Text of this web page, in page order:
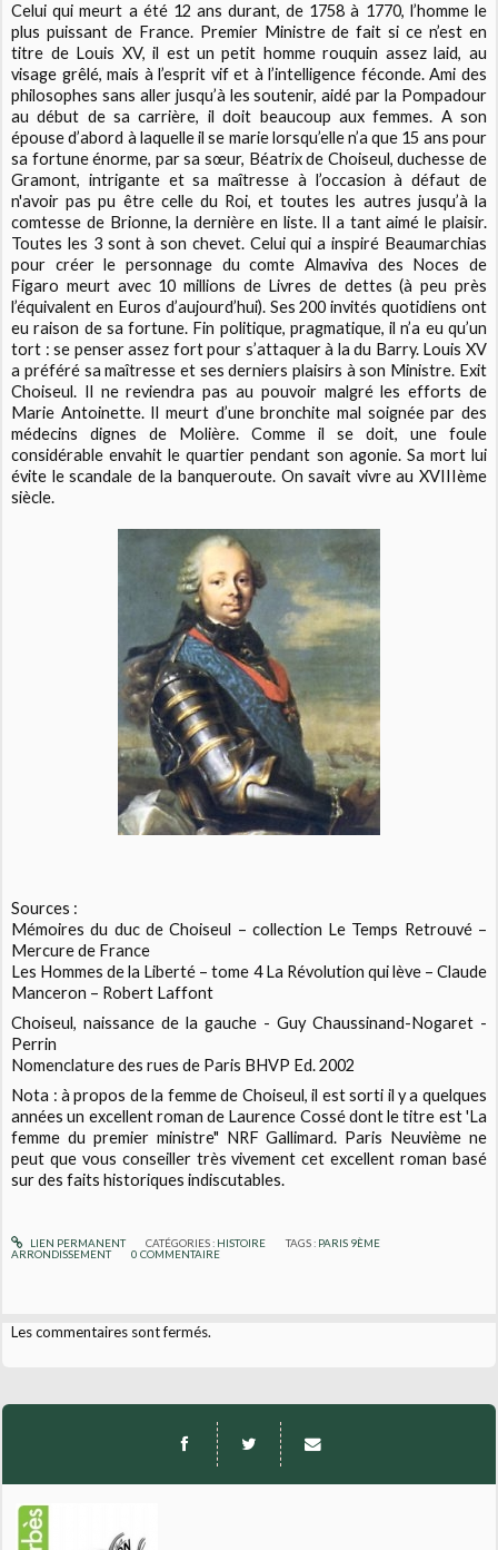
Celui qui meurt a été 12 ans durant, de 1758 à 1770, l’homme le
plus puissant de France. Premier Ministre de fait si ce n’est en
titre de Louis XV, il est un petit homme rouquin assez laid, au
visage grêlé, mais à l’esprit vif et à l’intelligence féconde. Ami des
philosophes sans aller jusqu’à les soutenir, aidé par la Pompadour
au début de sa carrière, il doit beaucoup aux femmes. A son
épouse d’abord à laquelle il se marie lorsqu’elle n’a que 15 ans pour
sa fortune énorme, par sa sœur, Béatrix de Choiseul, duchesse de
Gramont, intrigante et sa maîtresse à l’occasion à défaut de
n'avoir pas pu être celle du Roi, et toutes les autres jusqu’à la
comtesse de Brionne, la dernière en liste. Il a tant aimé le plaisir.
Toutes les 3 sont à son chevet. Celui qui a inspiré Beaumarchias
pour créer le personnage du comte Almaviva des Noces de
Figaro meurt avec 10 millions de Livres de dettes (à peu près
l’équivalent en Euros d’aujourd’hui). Ses 200 invités quotidiens ont
eu raison de sa fortune. Fin politique, pragmatique, il n’a eu qu’un
tort : se penser assez fort pour s’attaquer à la du Barry. Louis XV
a préféré sa maîtresse et ses derniers plaisirs à son Ministre. Exit
Choiseul. Il ne reviendra pas au pouvoir malgré les efforts de
Marie Antoinette. Il meurt d’une bronchite mal soignée par des
médecins dignes de Molière. Comme il se doit, une foule
considérable envahit le quartier pendant son agonie. Sa mort lui
évite le scandale de la banqueroute. On savait vivre au XVIIIème
siècle.
Sources :
Mémoires du duc de Choiseul – collection Le Temps Retrouvé –
Mercure de France
Les Hommes de la Liberté – tome 4 La Révolution qui lève – Claude
Manceron – Robert Laffont
Choiseul, naissance de la gauche - Guy Chaussinand-Nogaret -
Perrin
Nomenclature des rues de Paris BHVP Ed. 2002
Nota : à propos de la femme de Choiseul, il est sorti il y a quelques
années un excellent roman de Laurence Cossé dont le titre est 'La
femme du premier ministre" NRF Gallimard. Paris Neuvième ne
peut que vous conseiller très vivement cet excellent roman basé
sur des faits historiques indiscutables.
LIEN PERMANENT CATÉGORIES : HISTOIRE TAGS : PARIS 9ÈME
ARRONDISSEMENT
0 COMMENTAIRE
Les commentaires sont fermés.